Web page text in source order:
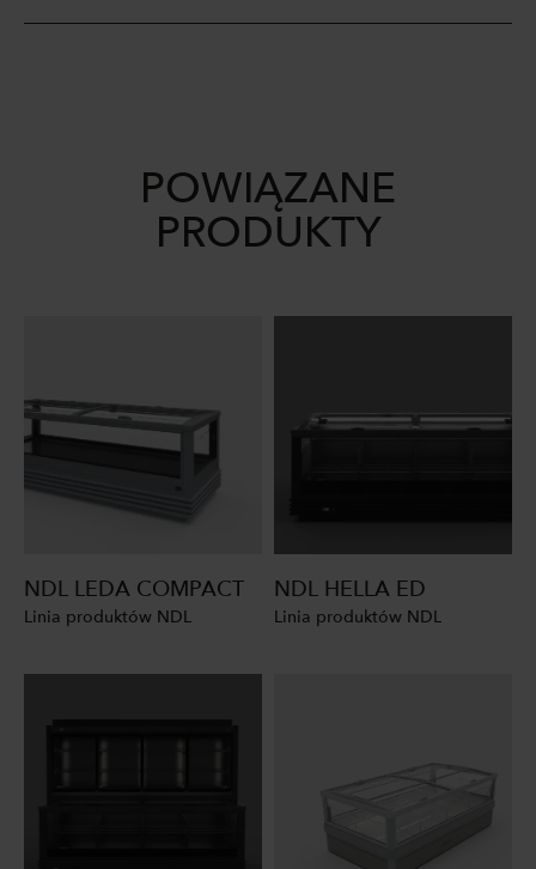
POWIĄZANE
PRODUKTY
NDL LEDA COMPACT
Linia produktów NDL
NDL HELLA ED
Linia produktów NDL